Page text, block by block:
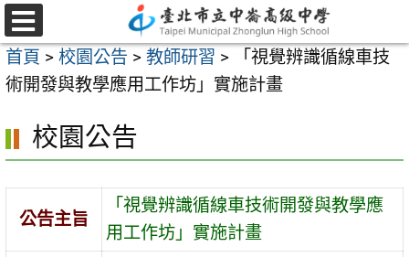
跳
至
主
要
容
選
單
首頁 > 校園公告 > 教師研習 >
「視覺辨識循線車技
術開發與教學應用工作坊」實施計畫
校園公告
公告主旨
「視覺辨識循線車技術開發與教學應
用工作坊」實施計畫